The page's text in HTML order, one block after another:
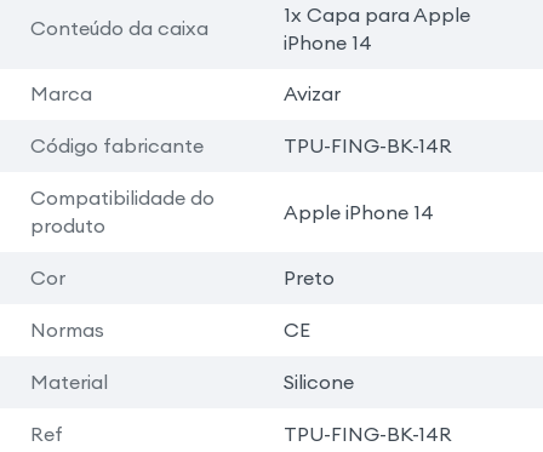
Conteúdo da caixa
1x Capa para Apple
iPhone 14
Marca Avizar
Código fabricante TPU-FING-BK-14R
Compatibilidade do
produto
Apple iPhone 14
Cor Preto
Normas CE
Material Silicone
Ref TPU-FING-BK-14R